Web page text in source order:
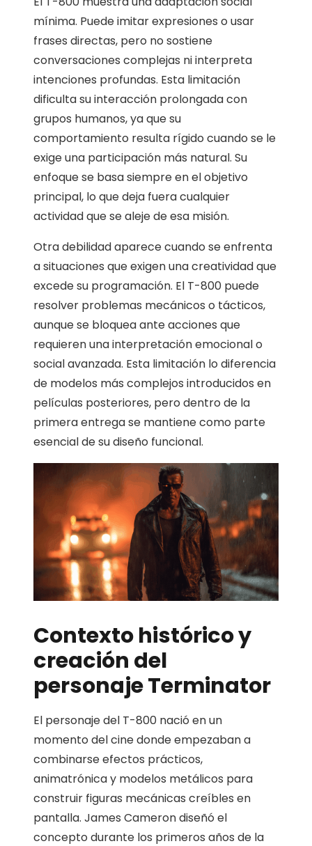
mínima. Puede imitar expresiones o usar
frases directas, pero no sostiene
conversaciones complejas ni interpreta
intenciones profundas. Esta limitación
dificulta su interacción prolongada con
grupos humanos, ya que su
comportamiento resulta rígido cuando se le
exige una participación más natural. Su
enfoque se basa siempre en el objetivo
principal, lo que deja fuera cualquier
actividad que se aleje de esa misión.
Otra debilidad aparece cuando se enfrenta
a situaciones que exigen una creatividad que
excede su programación. El T-800 puede
resolver problemas mecánicos o tácticos,
aunque se bloquea ante acciones que
requieren una interpretación emocional o
social avanzada. Esta limitación lo diferencia
de modelos más complejos introducidos en
películas posteriores, pero dentro de la
primera entrega se mantiene como parte
esencial de su diseño funcional.
Contexto histórico y
creación del
personaje Terminator
El personaje del T-800 nació en un
momento del cine donde empezaban a
combinarse efectos prácticos,
animatrónica y modelos metálicos para
construir figuras mecánicas creíbles en
pantalla. James Cameron diseñó el
concepto durante los primeros años de la